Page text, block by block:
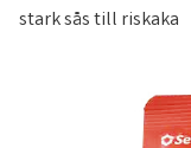
stark sås till riskaka